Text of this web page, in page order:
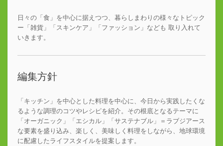
日々の「食」を中心に据えつつ、暮らしまわりの様々なトピック
ー「雑貨」「スキンケア」「ファッション」なども 取り入れて
いきます。
編集方針
「キッチン」を中心とした料理を中心に、今日から実践したくな
るような調理のコツやレシピを紹介。その根底となるテーマに
「オーガニック」「エシカル」「サステナブル」＝ラブジアース
な要素を盛り込み、楽しく、美味しく料理をしながら、地球環境
に配慮したライフスタイルを提案します。